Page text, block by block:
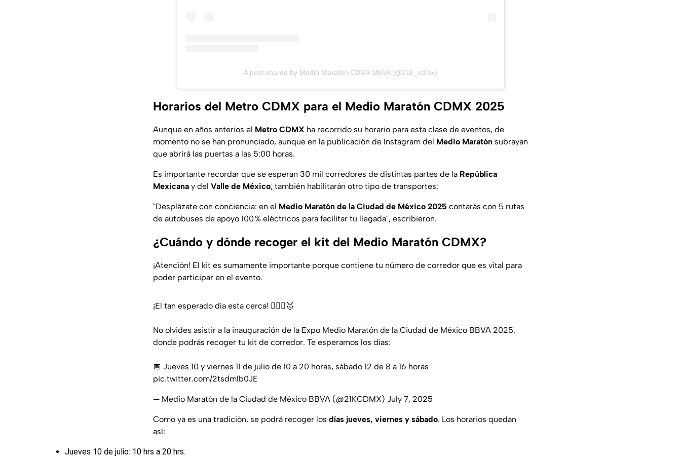
A post shared by Medio Maratón CDMX BBVA (@21k_cdmx)
Horarios del Metro CDMX para el Medio Maratón CDMX 2025
Aunque en años anterios el Metro CDMX ha recorrido su horario para esta clase de eventos, de
momento no se han pronunciado, aunque en la publicación de Instagram del Medio Maratón subrayan
que abrirá las puertas a las 5:00 horas.
Es importante recordar que se esperan 30 mil corredores de distintas partes de la República
Mexicana y del Valle de México; también habilitarán otro tipo de transportes:
"Desplázate con conciencia: en el Medio Maratón de la Ciudad de México 2025 contarás con 5 rutas
de autobuses de apoyo 100 % eléctricos para facilitar tu llegada", escribieron.
¿Cuándo y dónde recoger el kit del Medio Maratón CDMX?
¡Atención! El kit es sumamente importante porque contiene tu número de corredor que es vital para
poder participar en el evento.
¡El tan esperado día esta cerca! 🏃🏻‍♂️🥇
No olvides asistir a la inauguración de la Expo Medio Maratón de la Ciudad de México BBVA 2025,
donde podrás recoger tu kit de corredor. Te esperamos los días:
📅 Jueves 10 y viernes 11 de julio de 10 a 20 horas, sábado 12 de 8 a 16 horas
pic.twitter.com/2tsdmlb0JE
— Medio Maratón de la Ciudad de México BBVA (@21KCDMX) July 7, 2025
Como ya es una tradición, se podrá recoger los días jueves, viernes y sábado. Los horarios quedan
así:
Jueves 10 de julio: 10 hrs a 20 hrs.